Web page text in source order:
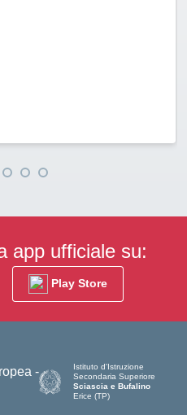
app ufficiale su:
Play Store
Istituto d'Istruzione
Secondaria Superiore
Sciascia e Bufalino
Erice (TP)